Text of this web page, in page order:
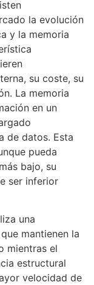
la evolución
y la memoria
su coste, su
La memoria
en un
de datos. Esta
pueda
bajo, su
ser inferior
una
mantienen la
mientras el
estructural
velocidad de